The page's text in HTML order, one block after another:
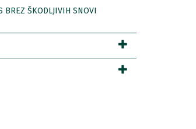
BREZ ŠKODLJIVIH SNOVI